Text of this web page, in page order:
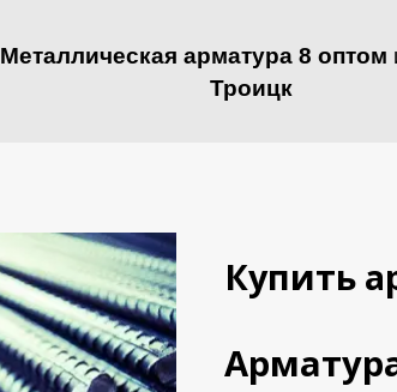
Металлическая арматура 8 оптом
Троицк
Купить